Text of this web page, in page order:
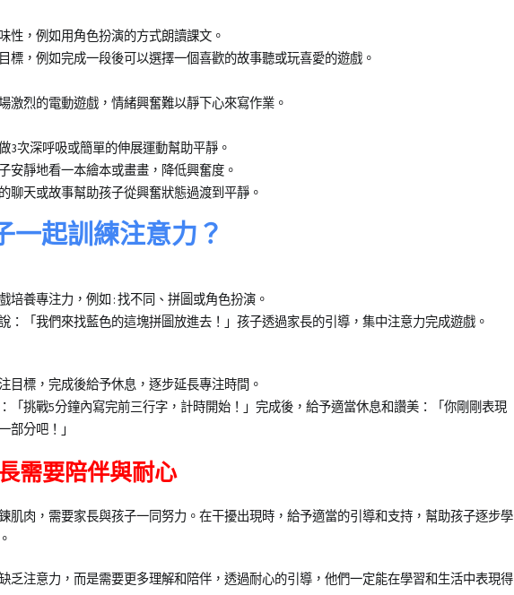
性，例如用角色扮演的方式朗讀課文。
標，例如完成一段後可以選擇一個喜歡的故事聽或玩喜愛的遊戲。
激烈的電動遊戲，情緒興奮難以靜下心來寫作業。
3次深呼吸或簡單的伸展運動幫助平靜。
安靜地看一本繪本或畫畫，降低興奮度。
聊天或故事幫助孩子從興奮狀態過渡到平靜。
一起訓練注意力？
培養專注力，例如:找不同、拼圖或角色扮演。
：「我們來找藍色的這塊拼圖放進去！」孩子透過家長的引導，集中注意力完成遊戲。
目標，完成後給予休息，逐步延長專注時間。
「挑戰5分鐘內寫完前三行字，計時開始！」完成後，給予適當休息和讚美：「你剛剛表現
部分吧！」
需要陪伴與耐心
肌肉，需要家長與孩子一同努力。在干擾出現時，給予適當的引導和支持，幫助孩子逐步學
乏注意力，而是需要更多理解和陪伴，透過耐心的引導，他們一定能在學習和生活中表現得